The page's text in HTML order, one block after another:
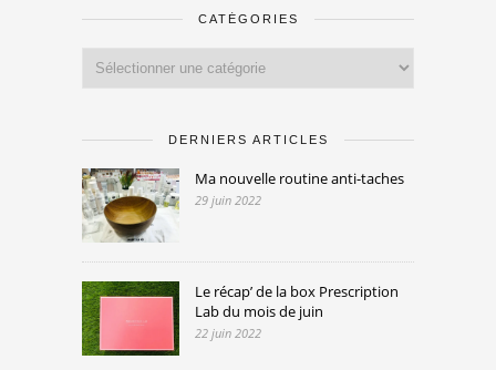
CATÉGORIES
DERNIERS ARTICLES
Ma nouvelle routine anti-taches
29 juin 2022
Le récap’ de la box Prescription
Lab du mois de juin
22 juin 2022